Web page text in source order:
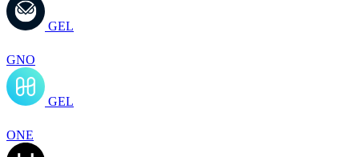
GEL
GNO
GEL
ONE